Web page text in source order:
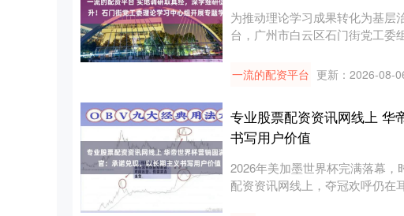
为推动理论学习成果转化为基层
台，广州市白云区石门街党工委
一流的配资平台 更新：2026-08-
专业股票配资资讯网线上 华
书写用户价值
2026年美加墨世界杯完满落幕
配资资讯网线上，夺冠欢呼仍在